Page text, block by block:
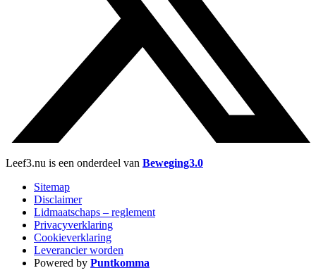
Leef3.nu is een onderdeel van Beweging3.0
Sitemap
Disclaimer
Lidmaatschaps – reglement
Privacyverklaring
Cookieverklaring
Leverancier worden
Powered by Puntkomma